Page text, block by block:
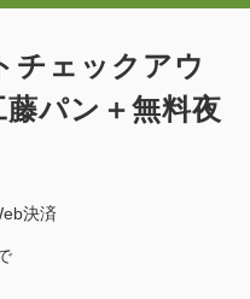
チェックアウ
パン＋無料夜
決済